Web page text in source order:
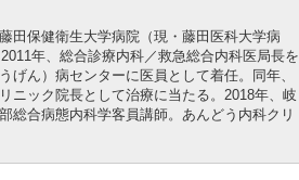
田保健衛生大学病院（現・藤田医科大学病
年、総合診療内科／救急総合内科医局長を
ん）病センターに医員として着任。同年、
ニック院長として治療に当たる。2018年、岐
総合病態内科学客員講師。あんどう内科クリ